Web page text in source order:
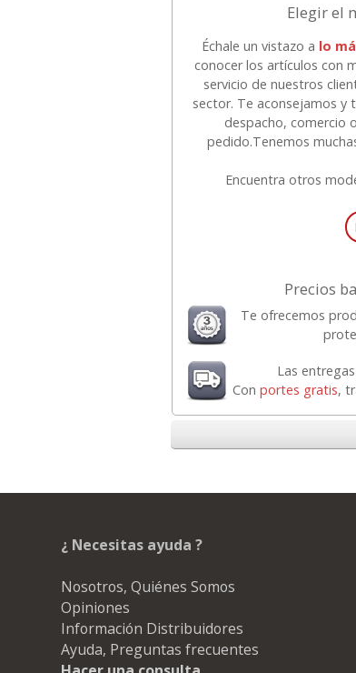
Elegir el
Échale un vistazo a lo
conocer los artículos con
servicio de nuestros
sector. Te aconsejamos y
despacho, comercio
pedido.Tenemos
Encuentra otros
Precios
Te ofrecemos
Las
Conportes gratis,
¿ Necesitas ayuda ?
Nosotros, Quiénes Somos
Opiniones
Información Distribuidores
Ayuda, Preguntas frecuentes